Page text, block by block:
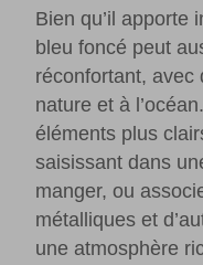
Bien qu’il apporte
bleu foncé peut
réconfortant, avec
nature et à
éléments plus
saisissant dans
manger, ou
métalliques et
une atmosphère